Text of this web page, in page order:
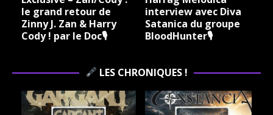
le grand retour de
Zinny J. Zan & Harry
Cody ! par le Doc🎙
interview avec Diva
Satanica du groupe
BloodHunter🎙
LES CHRONIQUES !